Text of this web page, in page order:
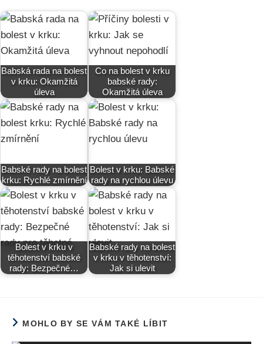
Babská rada na bolest
v krku: Okamžitá
úleva
Co na bolest v krku
babské rady:
Okamžitá úleva
Babské rady na bolest
krku: Rychlé zmírnění
Bolest v krku: Babské
rady na rychlou úlevu
Bolest v krku v
těhotenství babské
rady: Bezpečné…
Babské rady na bolest
v krku v těhotenství:
Jak si ulevit
MOHLO BY SE VÁM TAKÉ LÍBIT